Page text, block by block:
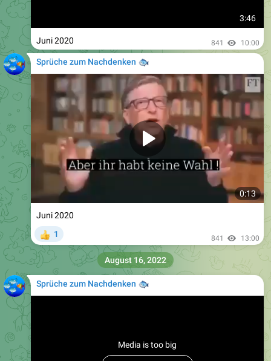
3:46
Juni 2020 841 10:00
Sprüche zum Nachdenken
🐟
0:13
Juni 2020
1 841 13:00
Sprüche zum Nachdenken
🐟
Media is too big
August 16, 2022